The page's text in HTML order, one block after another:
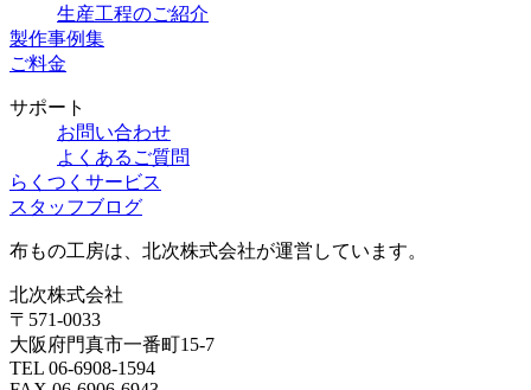
生産工程のご紹介
製作事例集
ご料金
サポート
お問い合わせ
よくあるご質問
らくつくサービス
スタッフブログ
布もの工房は、北次株式会社が運営しています。
北次株式会社
〒571-0033
大阪府門真市一番町15-7
TEL 06-6908-1594